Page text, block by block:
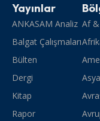
Yayınlar
ANKASAM Analiz
Balgat Çalışmaları
Bülten
Dergi
Kitap
Rapor
Af